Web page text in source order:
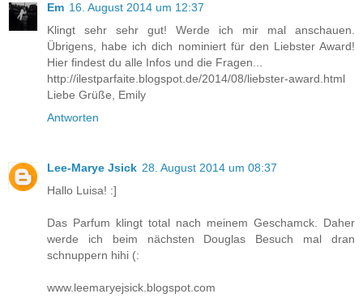
Em 16. August 2014 um 12:37
Klingt sehr sehr gut! Werde ich mir mal anschauen.
Übrigens, habe ich dich nominiert für den Liebster Award!
Hier findest du alle Infos und die Fragen...
http://ilestparfaite.blogspot.de/2014/08/liebster-award.html
Liebe Grüße, Emily
Antworten
Lee-Marye Jsick 28. August 2014 um 08:37
Hallo Luisa! :]
Das Parfum klingt total nach meinem Geschamck. Daher
werde ich beim nächsten Douglas Besuch mal dran
schnuppern hihi (:
www.leemaryejsick.blogspot.com